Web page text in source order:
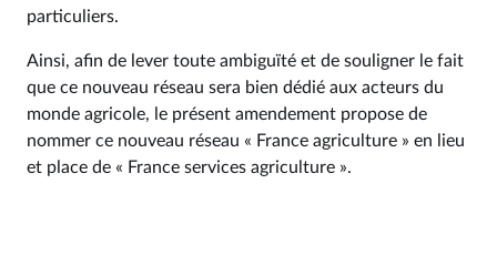
particuliers.
Ainsi, afin de lever toute ambiguïté et de souligner le fait
que ce nouveau réseau sera bien dédié aux acteurs du
monde agricole, le présent amendement propose de
nommer ce nouveau réseau « France agriculture » en lieu
et place de « France services agriculture ».